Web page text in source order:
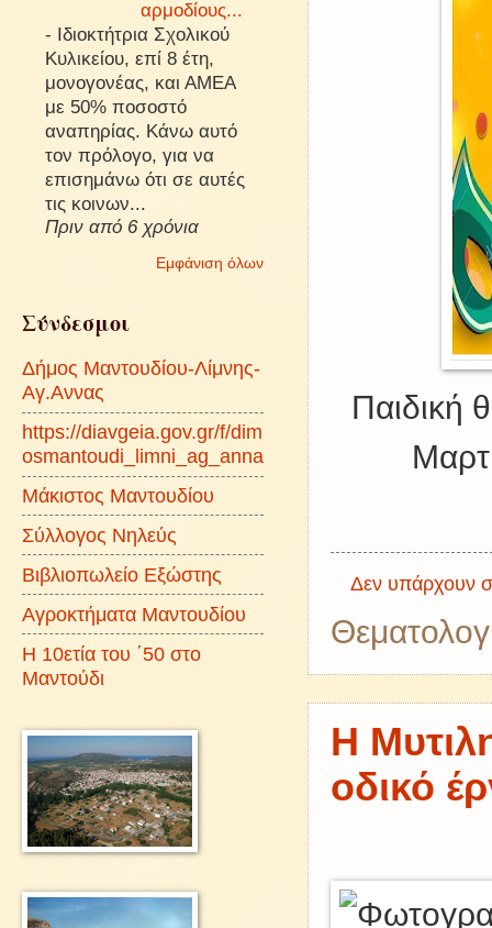
Παιδική
Δεν υπάρχουν
Η
οδικό
αρμοδίους...
- Ιδιοκτήτρια Σχολικού
Κυλικείου, επί 8 έτη,
μονογονέας, και ΑΜΕΑ
με 50% ποσοστό
αναπηρίας. Κάνω αυτό
τον πρόλογο, για να
επισημάνω ότι σε αυτές
τις κοινων...
Πριν από 6 χρόνια
Εμφάνιση όλων
Σύνδεσμοι
Δήμος Μαντουδίου-Λίμνης-
Αγ.Αννας
https://diavgeia.gov.gr/f/dim
osmantoudi_limni_ag_anna
Μάκιστος Μαντουδίου
Σύλλογος Νηλεύς
Βιβλιοπωλείο Εξώστης
Αγροκτήματα Μαντουδίου
Η 10ετία του ΄50 στο
Μαντούδι